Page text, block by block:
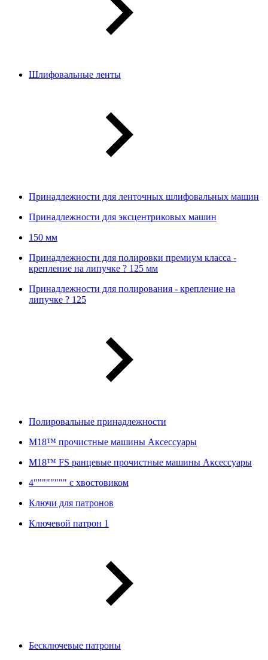
Шлифовальные ленты
Принадлежности для ленточных шлифовальных машин
Принадлежности для эксцентриковых машин
150 мм
Принадлежности для полировки премиум класса -
крепление на липучке ? 125 мм
Принадлежности для полирования - крепление на
липучке ? 125
Полировальные принадлежности
M18™ прочистные машины Аксессуары
M18™ FS ранцевые прочистные машины Аксессуары
4"""""""" с хвостовиком
Ключи для патронов
Ключевой патрон 1
Бесключевые патроны